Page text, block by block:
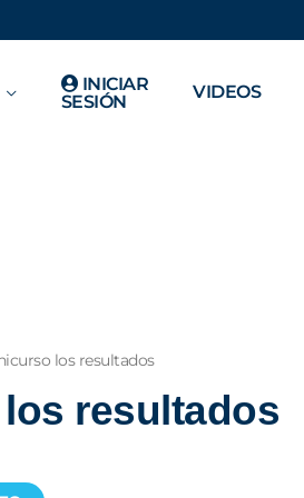
INICIAR
SESIÓN
VIDEOS
los resultados
resultados